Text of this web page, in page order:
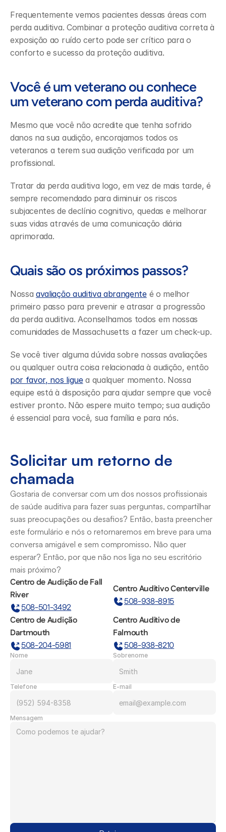
Frequentemente vemos pacientes dessas áreas com
perda auditiva. Combinar a proteção auditiva correta à
exposição ao ruído certo pode ser crítico para o
conforto e sucesso da proteção auditiva.
Você é um veterano ou conhece
um veterano com perda auditiva?
Mesmo que você não acredite que tenha sofrido
danos na sua audição, encorajamos todos os
veteranos a terem sua audição verificada por um
profissional.
Tratar da perda auditiva logo, em vez de mais tarde, é
sempre recomendado para diminuir os riscos
subjacentes de declínio cognitivo, quedas e melhorar
suas vidas através de uma comunicação diária
aprimorada.
Quais são os próximos passos?
Nossa avaliação auditiva abrangente é o melhor
primeiro passo para prevenir e atrasar a progressão
da perda auditiva. Aconselhamos todos em nossas
comunidades de Massachusetts a fazer um check-up.
Se você tiver alguma dúvida sobre nossas avaliações
por favor, nos ligue a qualquer momento. Nossa
equipe está à disposição para ajudar sempre que você
estiver pronto. Não espere muito tempo; sua audição
é essencial para você, sua família e para nós.
Solicitar um retorno de
chamada
Gostaria de conversar com um dos nossos profissionais
de saúde auditiva para fazer suas perguntas, compartilhar
suas preocupações ou desafios? Então, basta preencher
este formulário e nós o retornaremos em breve para uma
conversa amigável e sem compromisso. Não quer
esperar? Então, por que não nos liga no seu escritório
mais próximo?
Centro de Audição de Fall
River
508-501-3492
Centro Auditivo Centerville
508-938-8915
Centro de Audição
Dartmouth
508-204-5981
Centro Auditivo de
Falmouth
508-938-8210
Nome Sobrenome
Telefone E-mail
Mensagem